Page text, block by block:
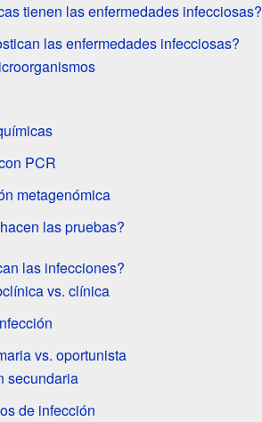
tienen las enfermedades infecciosas?
las enfermedades infecciosas?
PCR
metagenómica
las pruebas?
las infecciones?
vs. clínica
vs. oportunista
secundaria
de infección